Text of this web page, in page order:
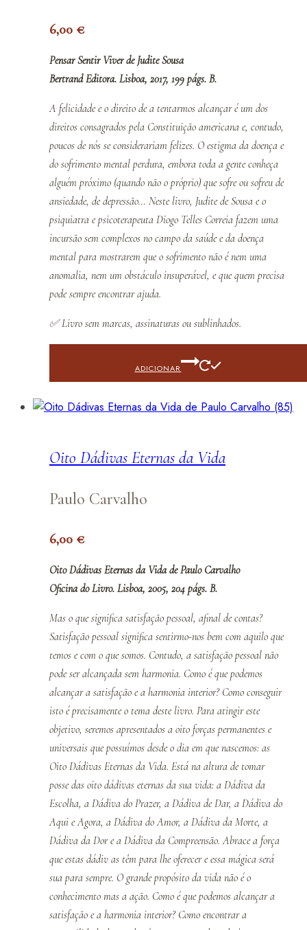
6,00 €
Pensar Sentir Viver de Judite Sousa
Bertrand Editora. Lisboa, 2017, 199 págs. B.
A felicidade e o direito de a tentarmos alcançar é um dos
direitos consagrados pela Constituição americana e, contudo,
poucos de nós se considerariam felizes. O estigma da doença e
do sofrimento mental perdura, embora toda a gente conheça
alguém próximo (quando não o próprio) que sofre ou sofreu de
ansiedade, de depressão… Neste livro, Judite de Sousa e o
psiquiatra e psicoterapeuta Diogo Telles Correia fazem uma
incursão sem complexos no campo da saúde e da doença
mental para mostrarem que o sofrimento não é nem uma
anomalia, nem um obstáculo insuperável, e que quem precisa
pode sempre encontrar ajuda.
✅Livro sem marcas, assinaturas ou sublinhados.
ADICIONAR
Oito Dádivas Eternas da Vida
Paulo Carvalho
6,00 €
Oito Dádivas Eternas da Vida de Paulo Carvalho
Oficina do Livro. Lisboa, 2005, 204 págs. B.
Mas o que significa satisfação pessoal, afinal de contas?
Satisfação pessoal significa sentirmo-nos bem com aquilo que
temos e com o que somos. Contudo, a satisfação pessoal não
pode ser alcançada sem harmonia. Como é que podemos
alcançar a satisfação e a harmonia interior? Como conseguir
isto é precisamente o tema deste livro. Para atingir este
objetivo, seremos apresentados a oito forças permanentes e
universais que possuímos desde o dia em que nascemos: as
Oito Dádivas Eternas da Vida. Está na altura de tomar
posse das oito dádivas eternas da sua vida: a Dádiva da
Escolha, a Dádiva do Prazer, a Dádiva de Dar, a Dádiva do
Aqui e Agora, a Dádiva do Amor, a Dádiva da Morte, a
Dádiva da Dor e a Dádiva da Compreensão. Abrace a força
que estas dádiv as têm para lhe oferecer e essa mágica será
sua para sempre. O grande propósito da vida não é o
conhecimento mas a ação. Como é que podemos alcançar a
satisfação e a harmonia interior? Como encontrar a